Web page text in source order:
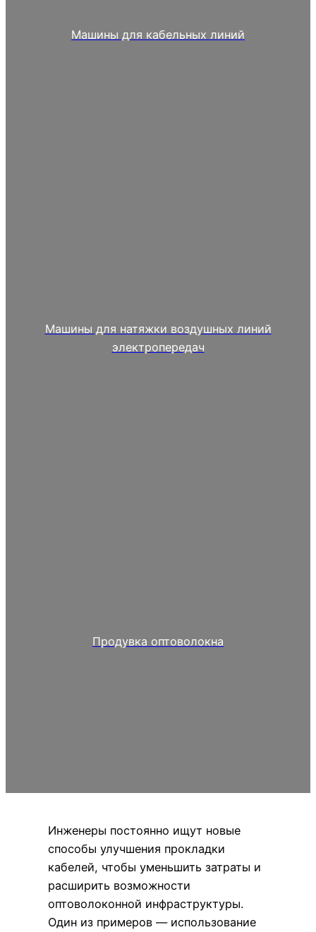
Машины для кабельных линий
Машины для натяжки воздушных линий
электропередач
Продувка оптоволокна
Инженеры постоянно ищут новые
способы улучшения прокладки
кабелей, чтобы уменьшить затраты и
расширить возможности
оптоволоконной инфраструктуры.
Один из примеров — использование